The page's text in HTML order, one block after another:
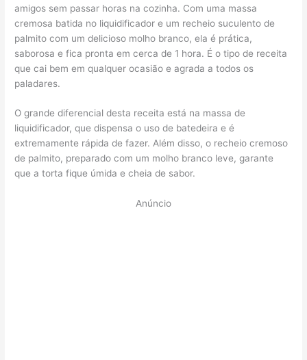
amigos sem passar horas na cozinha. Com uma massa
cremosa batida no liquidificador e um recheio suculento de
palmito com um delicioso molho branco, ela é prática,
saborosa e fica pronta em cerca de 1 hora. É o tipo de receita
que cai bem em qualquer ocasião e agrada a todos os
paladares.
O grande diferencial desta receita está na massa de
liquidificador, que dispensa o uso de batedeira e é
extremamente rápida de fazer. Além disso, o recheio cremoso
de palmito, preparado com um molho branco leve, garante
que a torta fique úmida e cheia de sabor.
Anúncio